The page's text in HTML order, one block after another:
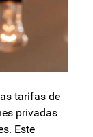
tarifas de
privadas
Este